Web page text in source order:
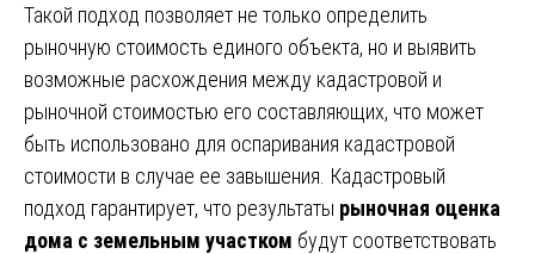
Такой подход позволяет не только определить
рыночную стоимость единого объекта, но и выявить
возможные расхождения между кадастровой и
рыночной стоимостью его составляющих, что может
быть использовано для оспаривания кадастровой
стоимости в случае ее завышения. Кадастровый
подход гарантирует, что результаты рыночная оценка
дома с земельным участком будут соответствовать